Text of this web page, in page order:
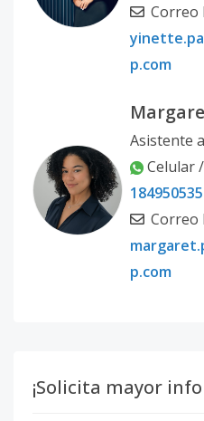
Correo
p.com
Asistente
Celular
Correo
p.com
¡Solicita mayor